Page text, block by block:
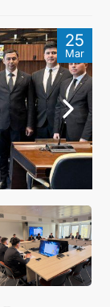
25
Mar